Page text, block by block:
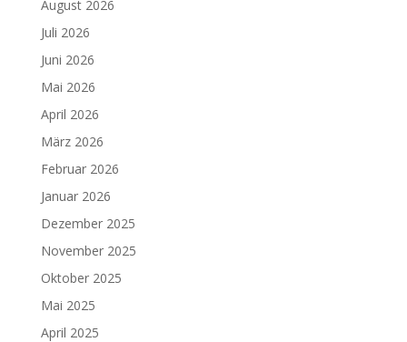
August 2026
Juli 2026
Juni 2026
Mai 2026
April 2026
März 2026
Februar 2026
Januar 2026
Dezember 2025
November 2025
Oktober 2025
Mai 2025
April 2025